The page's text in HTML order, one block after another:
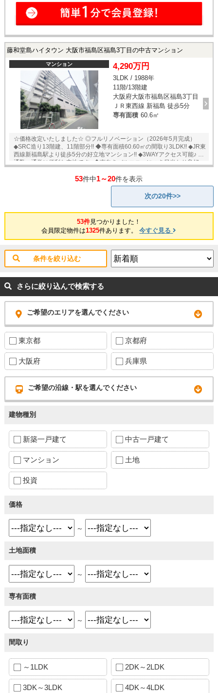
藤和堂島ハイタウン 大阪市福島区福島3丁目の中古マンション
マンション 4,290万円
3LDK / 1988年
11階/13階建
大阪府大阪市福島区福島3丁目
ＪＲ東西線 新福島 徒歩5分
専有面積 60.6㎡
☆価格改定いたしました☆ ◎フルリノベーション（2026年5月完成）
◆SRC造り13階建、11階部分!! ◆専有面積60.60㎡の間取り3LDK!! ◆JR東
西線新福島駅より徒歩5分の好立地マンション!! ◆3WAYアクセス可能♪ ◆
通勤・通学に便利な立地です♪ ◆南向きバルコニーにつき日当たり良好♪
望・採光良好です♪ ◆周辺に商業施設が多くあり、生活利便性に優れま
す。 ◆共用エレベーターが3基あり、日々の暮らしを支えます。 ★即日
内覧可能物件！お好きな日時でご内覧可能！★ 当店までお電話いただく
か、もしくは24時間対応可能「内覧予約・お問い合わせ」フォームより
お問い合わせ下さい！業務に精通したスタッフが丁寧に対応致します。
ご来店が困難な場合は、ご希望場所でのお待ち合わせも可能です。 ※当
社ではネットで他社様が広告している物件も同時に紹介・案内可能で
す。 併せて内覧を希望される際は、物件名を担当者までお申し付け下さ
い。
53件中1～20件を表示
次の20件>>
53件見つかりました！
会員限定物件は1325件あります。今すぐ見る
条件を絞り込む
さらに絞り込んで検索する
ご希望のエリアを選んでください
東京都 京都府
大阪府 兵庫県
ご希望の沿線・駅を選んでください
建物種別
新築一戸建て 中古一戸建て
マンション 土地
投資
価格
～
土地面積
～
専有面積
～
間取り
～1LDK 2DK～2LDK
3DK～3LDK 4DK～4LDK